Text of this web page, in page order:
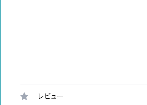
レビュー